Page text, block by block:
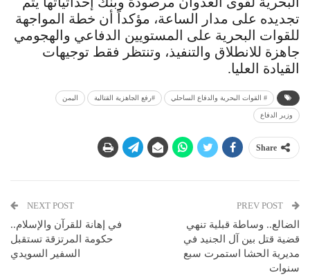
تجديده على مدار الساعة، مؤكداً أن خطة المواجهة
للقوات البحرية على المستويين الدفاعي والهجومي
جاهزة للانطلاق والتنفيذ، وتنتظر فقط توجيهات
القيادة العليا.
# القوات البحرية والدفاع الساحلي #رفع الجاهزية القتالية اليمن
وزير الدفاع
Share
الضالع.. وساطة قبلية تنهي
قضية قتل بين آل الجنيد في
مديرية الحشا استمرت سبع
سنوات
NEXT POST
في إهانة للقرآن والإسلام..
حكومة المرتزقة تستقبل
السفير السويدي